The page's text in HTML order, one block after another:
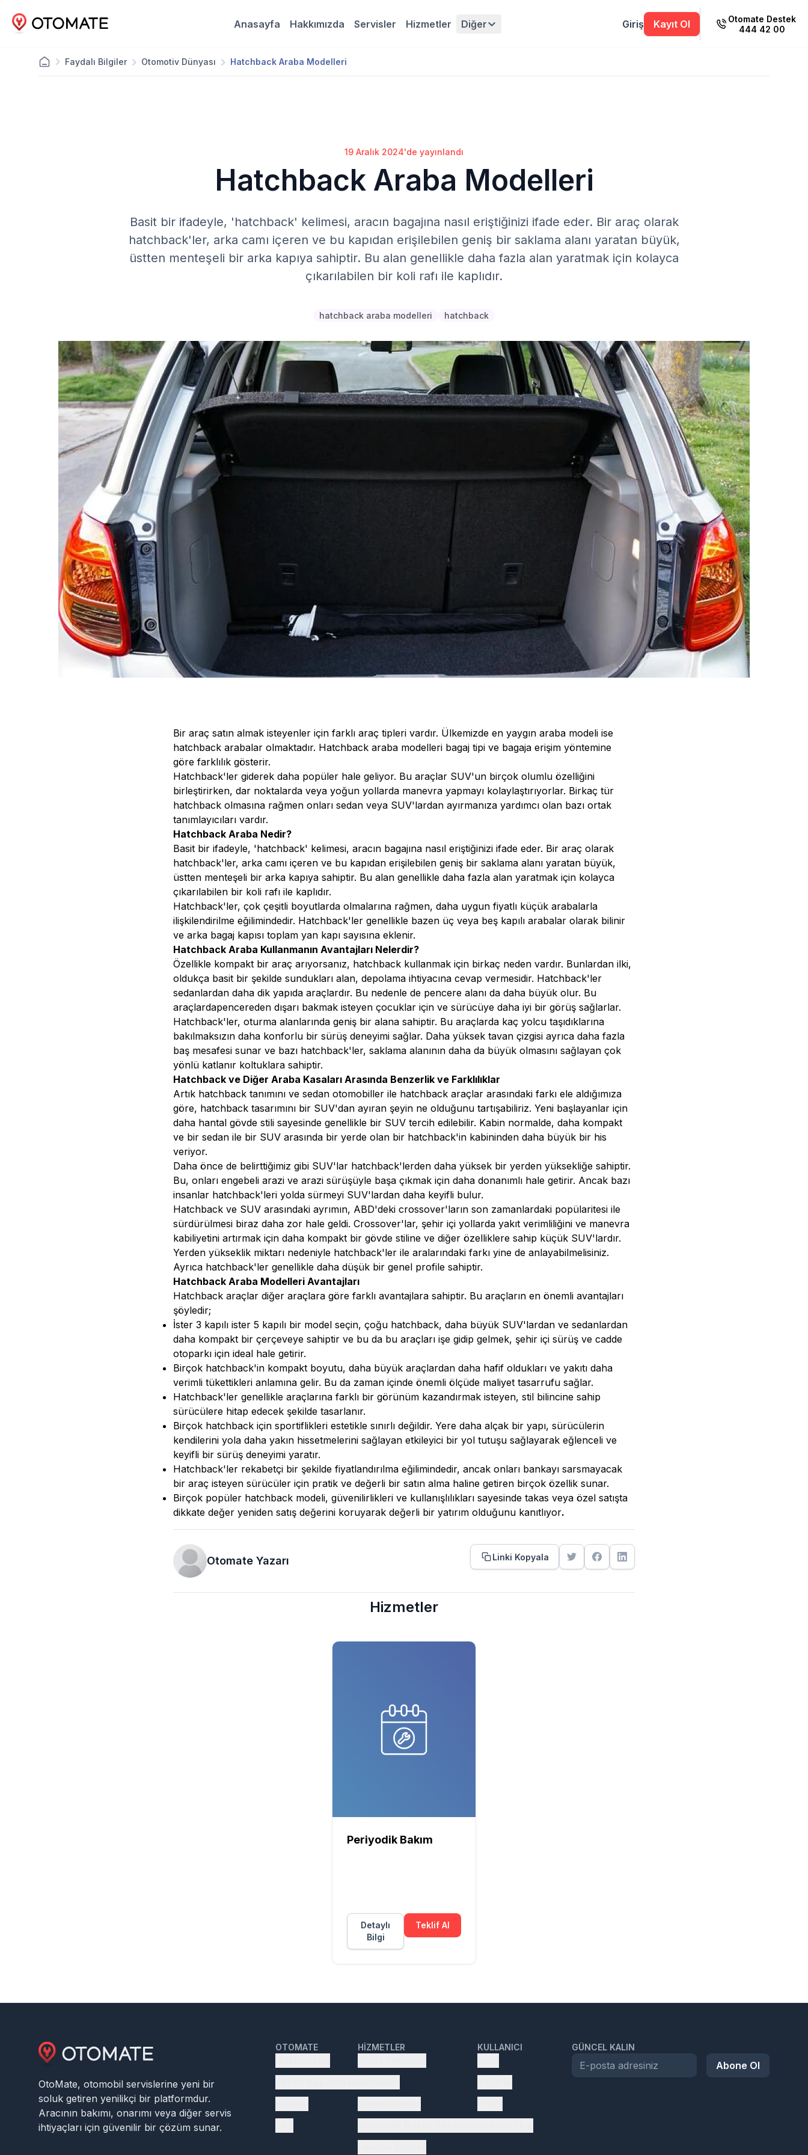
Anasayfa Hakkımızda Servisler Hizmetler Diğer Giriş Kayıt Ol
Otomate Destek
444 42 00
Faydalı Bilgiler Otomotiv Dünyası Hatchback Araba Modelleri
19 Aralık 2024'de yayınlandı
Hatchback Araba Modelleri
Basit bir ifadeyle, 'hatchback' kelimesi, aracın bagajına nasıl eriştiğinizi ifade eder. Bir araç olarak
hatchback'ler, arka camı içeren ve bu kapıdan erişilebilen geniş bir saklama alanı yaratan büyük,
üstten menteşeli bir arka kapıya sahiptir. Bu alan genellikle daha fazla alan yaratmak için kolayca
çıkarılabilen bir koli rafı ile kaplıdır.
hatchback araba modelleri hatchback
Bir araç satın almak isteyenler için farklı araç tipleri vardır. Ülkemizde en yaygın araba modeli ise
hatchback arabalar olmaktadır. Hatchback araba modelleri bagaj tipi ve bagaja erişim yöntemine
göre farklılık gösterir.
Hatchback'ler giderek daha popüler hale geliyor. Bu araçlar SUV'un birçok olumlu özelliğini
birleştirirken, dar noktalarda veya yoğun yollarda manevra yapmayı kolaylaştırıyorlar. Birkaç tür
hatchback olmasına rağmen onları sedan veya SUV'lardan ayırmanıza yardımcı olan bazı ortak
tanımlayıcıları vardır.
Hatchback Araba Nedir?
Basit bir ifadeyle, 'hatchback' kelimesi, aracın bagajına nasıl eriştiğinizi ifade eder. Bir araç olarak
hatchback'ler, arka camı içeren ve bu kapıdan erişilebilen geniş bir saklama alanı yaratan büyük,
üstten menteşeli bir arka kapıya sahiptir. Bu alan genellikle daha fazla alan yaratmak için kolayca
çıkarılabilen bir koli rafı ile kaplıdır.
Hatchback'ler, çok çeşitli boyutlarda olmalarına rağmen, daha uygun fiyatlı küçük arabalarla
ilişkilendirilme eğilimindedir. Hatchback'ler genellikle bazen üç veya beş kapılı arabalar olarak bilinir
ve arka bagaj kapısı toplam yan kapı sayısına eklenir.
Hatchback Araba Kullanmanın Avantajları Nelerdir?
Özellikle kompakt bir araç arıyorsanız, hatchback kullanmak için birkaç neden vardır. Bunlardan ilki,
oldukça basit bir şekilde sundukları alan, depolama ihtiyacına cevap vermesidir. Hatchback'ler
sedanlardan daha dik yapıda araçlardır. Bu nedenle de pencere alanı da daha büyük olur. Bu
araçlardapencereden dışarı bakmak isteyen çocuklar için ve sürücüye daha iyi bir görüş sağlarlar.
Hatchback'ler, oturma alanlarında geniş bir alana sahiptir. Bu araçlarda kaç yolcu taşıdıklarına
bakılmaksızın daha konforlu bir sürüş deneyimi sağlar. Daha yüksek tavan çizgisi ayrıca daha fazla
baş mesafesi sunar ve bazı hatchback'ler, saklama alanının daha da büyük olmasını sağlayan çok
yönlü katlanır koltuklara sahiptir.
Hatchback ve Diğer Araba Kasaları Arasında Benzerlik ve Farklılıklar
Artık hatchback tanımını ve sedan otomobiller ile hatchback araçlar arasındaki farkı ele aldığımıza
göre, hatchback tasarımını bir SUV'dan ayıran şeyin ne olduğunu tartışabiliriz. Yeni başlayanlar için
daha hantal gövde stili sayesinde genellikle bir SUV tercih edilebilir. Kabin normalde, daha kompakt
ve bir sedan ile bir SUV arasında bir yerde olan bir hatchback'in kabininden daha büyük bir his
veriyor.
Daha önce de belirttiğimiz gibi SUV'lar hatchback'lerden daha yüksek bir yerden yüksekliğe sahiptir.
Bu, onları engebeli arazi ve arazi sürüşüyle başa çıkmak için daha donanımlı hale getirir. Ancak bazı
insanlar hatchback'leri yolda sürmeyi SUV'lardan daha keyifli bulur.
Hatchback ve SUV arasındaki ayrımın, ABD'deki crossover'ların son zamanlardaki popülaritesi ile
sürdürülmesi biraz daha zor hale geldi. Crossover'lar, şehir içi yollarda yakıt verimliliğini ve manevra
kabiliyetini artırmak için daha kompakt bir gövde stiline ve diğer özelliklere sahip küçük SUV'lardır.
Yerden yükseklik miktarı nedeniyle hatchback'ler ile aralarındaki farkı yine de anlayabilmelisiniz.
Ayrıca hatchback'ler genellikle daha düşük bir genel profile sahiptir.
Hatchback Araba Modelleri Avantajları
Hatchback araçlar diğer araçlara göre farklı avantajlara sahiptir. Bu araçların en önemli avantajları
şöyledir;
İster 3 kapılı ister 5 kapılı bir model seçin, çoğu hatchback, daha büyük SUV'lardan ve sedanlardan
daha kompakt bir çerçeveye sahiptir ve bu da bu araçları işe gidip gelmek, şehir içi sürüş ve cadde
otoparkı için ideal hale getirir.
Birçok hatchback'in kompakt boyutu, daha büyük araçlardan daha hafif oldukları ve yakıtı daha
verimli tükettikleri anlamına gelir. Bu da zaman içinde önemli ölçüde maliyet tasarrufu sağlar.
Hatchback'ler genellikle araçlarına farklı bir görünüm kazandırmak isteyen, stil bilincine sahip
sürücülere hitap edecek şekilde tasarlanır.
Birçok hatchback için sportiflikleri estetikle sınırlı değildir. Yere daha alçak bir yapı, sürücülerin
kendilerini yola daha yakın hissetmelerini sağlayan etkileyici bir yol tutuşu sağlayarak eğlenceli ve
keyifli bir sürüş deneyimi yaratır.
Hatchback'ler rekabetçi bir şekilde fiyatlandırılma eğilimindedir, ancak onları bankayı sarsmayacak
bir araç isteyen sürücüler için pratik ve değerli bir satın alma haline getiren birçok özellik sunar.
Birçok popüler hatchback modeli, güvenilirlikleri ve kullanışlılıkları sayesinde takas veya özel satışta
dikkate değer yeniden satış değerini koruyarak değerli bir yatırım olduğunu kanıtlıyor.
Otomate Yazarı Linki Kopyala
Hizmetler
Periyodik Bakım
Detaylı
Bilgi
Teklif Al
OtoMate, otomobil servislerine yeni bir
soluk getiren yenilikçi bir platformdur.
Aracının bakımı, onarımı veya diğer servis
ihtiyaçları için güvenilir bir çözüm sunar.
OTOMATE HIZMETLER KULLANICI GÜNCEL KALIN
Abone Ol